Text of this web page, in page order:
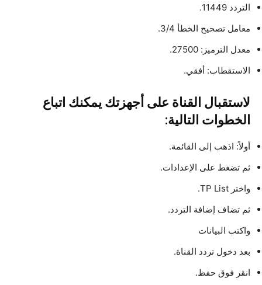
التردد 11449.
معامل تصحيح الخطأ 3/4.
معدل الترميز: 27500.
الاستقطاب: أفقي.
لاستقبال القناة على أجهزتك يمكنك اتباع
الخطوات التالية:
أولاً: اذهب إلى القائمة.
ثم تضغط على الإعدادات.
واختر TP List.
ثم تضاف إضافة التردد.
واكتب البيانات
بعد دخول تردد القناة.
انقر فوق حفظ.